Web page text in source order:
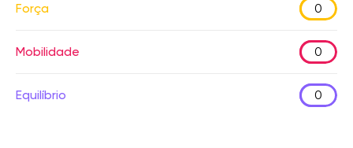
Força 0
Mobilidade 0
Equilíbrio 0